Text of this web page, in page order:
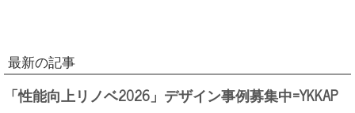
最新の記事
「性能向上リノベ2026」デザイン事例募集中=YKKAP